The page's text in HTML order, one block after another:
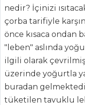
ANASAYFA
BLOG
Medya
nedir? İçinizi
çorba tarifiyle
önce kısaca ondan
"leben" aslında
ilgili olarak
üzerinde yoğurtla
buradan
tüketilen tavuklu